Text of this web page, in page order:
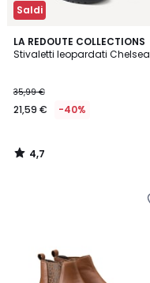
Saldi
LA REDOUTE COLLECTIONS
Stivaletti leopardati Chelsea
35,99 €
21,59 € -40%
4,7
/ 5
4,7
/